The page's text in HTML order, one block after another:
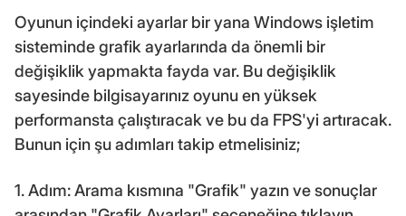
Oyunun içindeki ayarlar bir yana Windows işletim
sisteminde grafik ayarlarında da önemli bir
değişiklik yapmakta fayda var. Bu değişiklik
sayesinde bilgisayarınız oyunu en yüksek
performansta çalıştıracak ve bu da FPS'yi artıracak.
Bunun için şu adımları takip etmelisiniz;
1. Adım: Arama kısmına "Grafik" yazın ve sonuçlar